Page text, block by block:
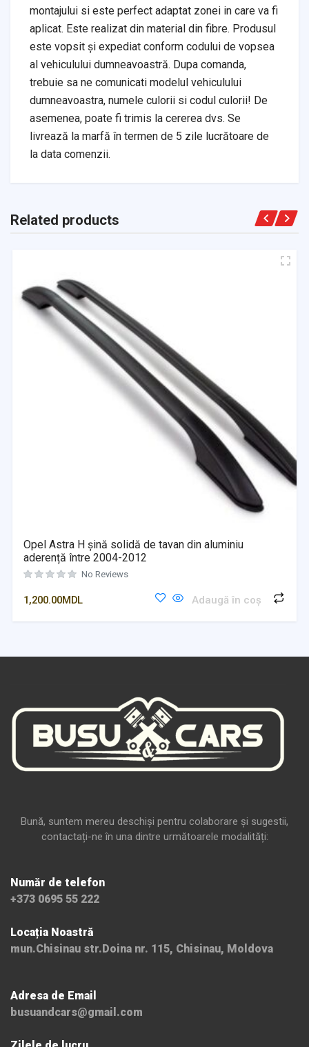
montajului si este perfect adaptat zonei in care va fi
aplicat. Este realizat din material din fibre. Produsul
este vopsit și expediat conform codului de vopsea
al vehiculului dumneavoastră. Dupa comanda,
trebuie sa ne comunicati modelul vehiculului
dumneavoastra, numele culorii si codul culorii! De
asemenea, poate fi trimis la cererea dvs. Se
livrează la marfă în termen de 5 zile lucrătoare de
la data comenzii.
Related products
Opel Astra H șină solidă de tavan din aluminiu
aderență între 2004-2012
No Reviews
1,200.00MDL Adaugă în coș
Bună, suntem mereu deschiși pentru colaborare și sugestii,
contactați-ne în una dintre următoarele modalități:
Număr de telefon
+373 0695 55 222
Locația Noastră
mun.Chisinau str.Doina nr. 115, Chisinau, Moldova
Adresa de Email
busuandcars@gmail.com